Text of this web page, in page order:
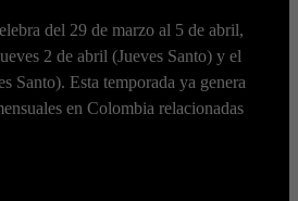
del 29 de marzo al 5 de abril,
2 de abril (Jueves Santo) y el
Santo). Esta temporada ya genera
en Colombia relacionadas